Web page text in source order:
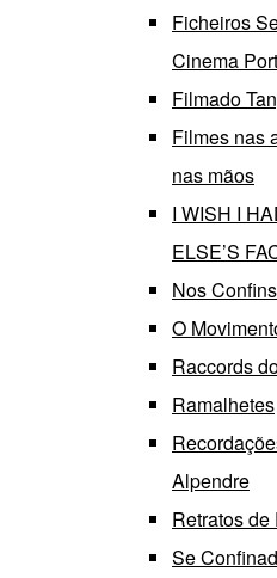
Ficheiros
Cinema
Filmado
Filmes nas
nas mãos
I WISH I
ELSE’S
Nos
O
Raccords
Ramalhetes
Alpendre
Retratos
Se